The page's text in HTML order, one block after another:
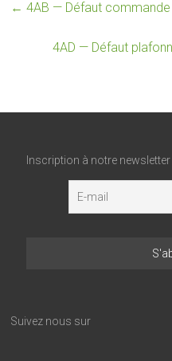
← 4AB — Défaut commande
4AD — Défaut
Inscription à notre newsletter
Suivez nous sur